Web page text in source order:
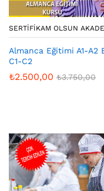
SERTIFIKAM OLSUN
Almanca Eğitimi A1-A2
C1-C2
₺2.500,00 ₺3.750,00